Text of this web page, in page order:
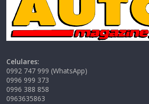
Celulares:
0992 747 999 (WhatsApp)
0996 999 373
0996 388 858
0963635863